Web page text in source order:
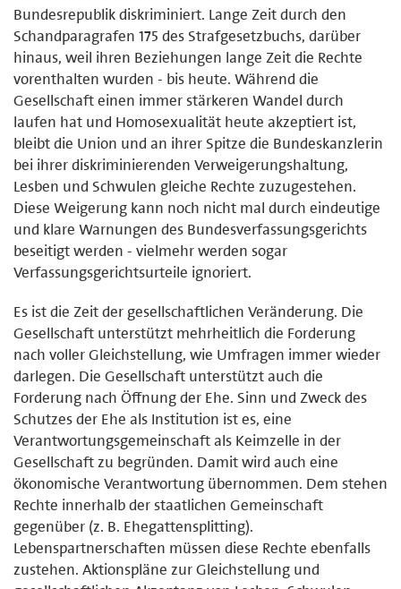
Bundesrepublik diskriminiert. Lange Zeit durch den
Schandparagrafen 175 des Strafgesetzbuchs, darüber
hinaus, weil ihren Beziehungen lange Zeit die Rechte
vorenthalten wurden - bis heute. Während die
Gesellschaft einen immer stärkeren Wandel durch
laufen hat und Homosexualität heute akzeptiert ist,
bleibt die Union und an ihrer Spitze die Bundeskanzlerin
bei ihrer diskriminierenden Verweigerungshaltung,
Lesben und Schwulen gleiche Rechte zuzugestehen.
Diese Weigerung kann noch nicht mal durch eindeutige
und klare Warnungen des Bundesverfassungsgerichts
beseitigt werden - vielmehr werden sogar
Verfassungsgerichtsurteile ignoriert.
Es ist die Zeit der gesellschaftlichen Veränderung. Die
Gesellschaft unterstützt mehrheitlich die Forderung
nach voller Gleichstellung, wie Umfragen immer wieder
darlegen. Die Gesellschaft unterstützt auch die
Forderung nach Öffnung der Ehe. Sinn und Zweck des
Schutzes der Ehe als Institution ist es, eine
Verantwortungsgemeinschaft als Keimzelle in der
Gesellschaft zu begründen. Damit wird auch eine
ökonomische Verantwortung übernommen. Dem stehen
Rechte innerhalb der staatlichen Gemeinschaft
gegenüber (z. B. Ehegattensplitting).
Lebenspartnerschaften müssen diese Rechte ebenfalls
zustehen. Aktionspläne zur Gleichstellung und